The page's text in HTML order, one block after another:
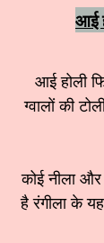
आई
आई होली
ग्वालों की
कोई नीला और
है रंगीला के